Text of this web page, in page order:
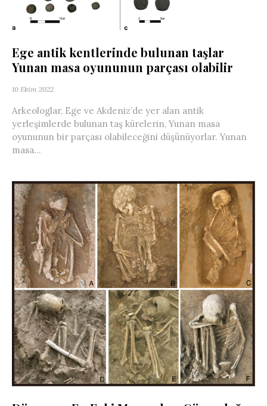
Ege antik kentlerinde bulunan taşlar
Yunan masa oyununun parçası olabilir
10 Ekim 2022
Arkeologlar, Ege ve Akdeniz’de yer alan antik
yerleşimlerde bulunan taş kürelerin, Yunan masa
oyununun bir parçası olabileceğini düşünüyorlar. Yunan
masa...